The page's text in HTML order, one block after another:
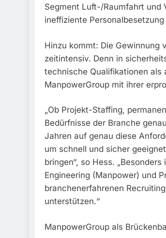
Segment Luft-/Raumfahrt und
ineffiziente
Hinzu kommt: Die Gewinnung
zeitintensiv. Denn in
technische Qualifikationen
ManpowerGroup mit ihrer
„Ob Projekt-Staffing,
Bedürfnisse der Branche
Jahren auf genau diese
um schnell und sicher
bringen“, so Hess.
Engineering (Manpower) und
branchenerfahrenen
unterstützen.“
ManpowerGroup als